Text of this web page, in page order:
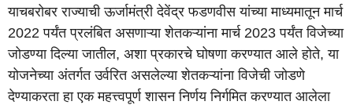
याचबरोबर राज्याची ऊर्जामंत्री देवेंद्र फडणवीस यांच्या माध्यमातून मार्च
2022 पर्यंत प्रलंबित असणाऱ्या शेतकऱ्यांना मार्च 2023 पर्यंत विजेच्या
जोडण्या दिल्या जातील, अशा प्रकारचे घोषणा करण्यात आले होते, या
योजनेच्या अंतर्गत उर्वरित असलेल्या शेतकऱ्यांना विजेची जोडणे
देण्याकरता हा एक महत्त्वपूर्ण शासन निर्णय निर्गमित करण्यात आलेला